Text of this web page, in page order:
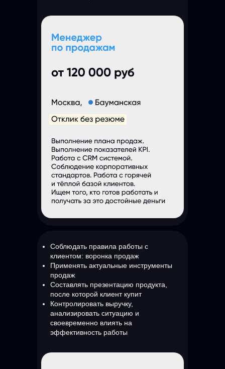
Соблюдать правила работы с
клиентом: воронка продаж
Применять актуальные инструменты
продаж
Составлять презентацию продукта,
после которой клиент купит
Контролировать выручку,
анализировать ситуацию и
своевременно влиять на
эффективность работы